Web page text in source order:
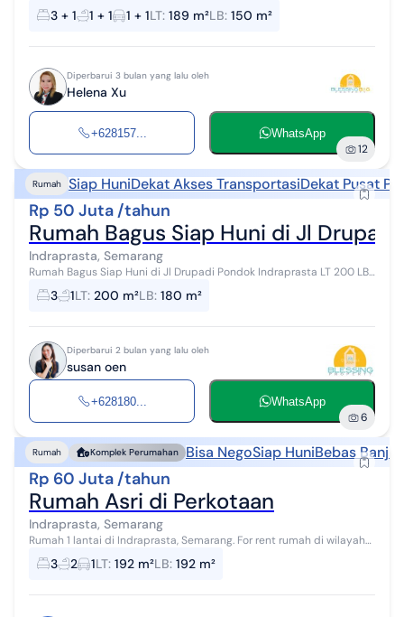
pelabuhan stasiun dekat sekolah disewakan di Drupadi Indraprasta
plombokan Semarang U...
3 + 1 1 + 1 1 + 1LT: 189 m²LB: 150 m²
Diperbarui 3 bulan yang lalu oleh
Helena Xu
+628157... WhatsApp
12
Rumah Siap HuniDekat Akses TransportasiDekat Pusat
Rp 50 Juta /tahun
Rumah Bagus Siap Huni di Jl
Indraprasta, Semarang
Rumah Bagus Siap Huni di Jl Drupadi Pondok Indraprasta LT 200 LB
180 KT 3+1 KM 1+1 3500w Artetis Hadap Timur Universitas BINUS
University Semaran...
3 1LT: 200 m²LB: 180 m²
Diperbarui 2 bulan yang lalu oleh
susan oen
+628180... WhatsApp
6
Rumah Komplek Perumahan Bisa NegoSiap HuniBebas Banjir
Rp 60 Juta /tahun
Rumah Asri di Perkotaan
Indraprasta, Semarang
Rumah 1 lantai di Indraprasta, Semarang. For rent rumah di wilayah
yang asri dengan pemandangan Lokasi di Pusat Kota. Properti 1
lantai bergaya co...
3 2 1LT: 192 m²LB: 192 m²